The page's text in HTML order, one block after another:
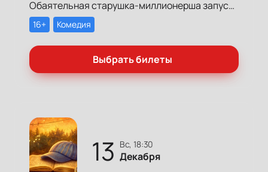
Обаятельная старушка-миллионерша запускает грандиозный поиск своих долгопотерянных племянниц, чтобы открыть им двери в мир богатства и оставить в наследство свои миллионы.
16+ Комедия
Выбрать билеты
13 вс, 18:30
Декабря